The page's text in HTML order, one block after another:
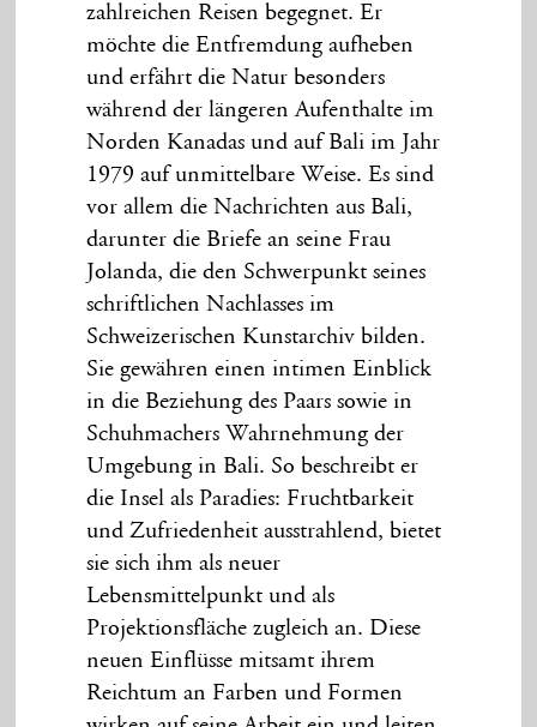
zahlreichen Reisen begegnet. Er
möchte die Entfremdung aufheben
und erfährt die Natur besonders
während der längeren Aufenthalte im
Norden Kanadas und auf Bali im Jahr
1979 auf unmittelbare Weise. Es sind
vor allem die Nachrichten aus Bali,
darunter die Briefe an seine Frau
Jolanda, die den Schwerpunkt seines
schriftlichen Nachlasses im
Schweizerischen Kunstarchiv bilden.
Sie gewähren einen intimen Einblick
in die Beziehung des Paars sowie in
Schuhmachers Wahrnehmung der
Umgebung in Bali. So beschreibt er
die Insel als Paradies: Fruchtbarkeit
und Zufriedenheit ausstrahlend, bietet
sie sich ihm als neuer
Lebensmittelpunkt und als
Projektionsfläche zugleich an. Diese
neuen Einflüsse mitsamt ihrem
Reichtum an Farben und Formen